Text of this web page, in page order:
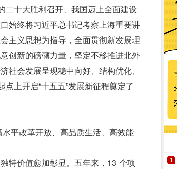
二十大胜利召开、我国迈上全面建设
始终将习近平总书记考察上海重要讲
主义思想为指导，全面贯彻新发展理
创新的磅礴力量，坚定不移推进北外
会发展呈现稳中向好、结构优化、
上开启“十五五”发展新征程奠定了
平改革开放、高品质生活、高效能
特价值愈加彰显。五年来，13 个项